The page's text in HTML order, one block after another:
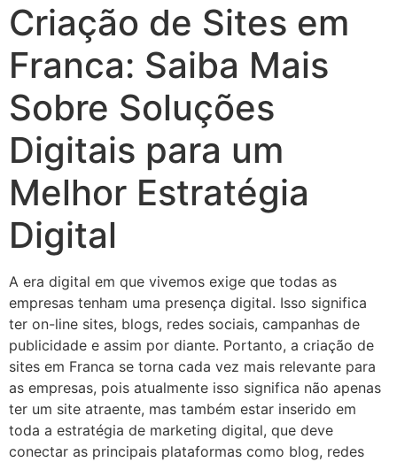
Criação de Sites em
Franca: Saiba Mais
Sobre Soluções
Digitais para um
Melhor Estratégia
Digital
A era digital em que vivemos exige que todas as
empresas tenham uma presença digital. Isso significa
ter on-line sites, blogs, redes sociais, campanhas de
publicidade e assim por diante. Portanto, a criação de
sites em Franca se torna cada vez mais relevante para
as empresas, pois atualmente isso significa não apenas
ter um site atraente, mas também estar inserido em
toda a estratégia de marketing digital, que deve
conectar as principais plataformas como blog, redes